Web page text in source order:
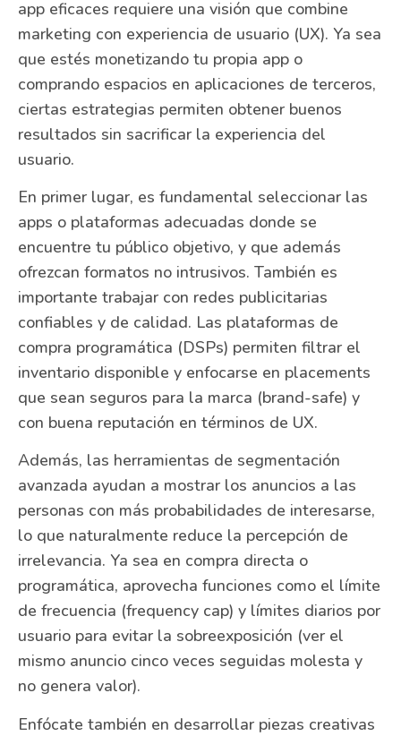
app eficaces requiere una visión que combine
marketing con experiencia de usuario (UX). Ya sea
que estés monetizando tu propia app o
comprando espacios en aplicaciones de terceros,
ciertas estrategias permiten obtener buenos
resultados sin sacrificar la experiencia del
usuario.
En primer lugar, es fundamental seleccionar las
apps o plataformas adecuadas donde se
encuentre tu público objetivo, y que además
ofrezcan formatos no intrusivos. También es
importante trabajar con redes publicitarias
confiables y de calidad. Las plataformas de
compra programática (DSPs) permiten filtrar el
inventario disponible y enfocarse en placements
que sean seguros para la marca (brand-safe) y
con buena reputación en términos de UX.
Además, las herramientas de segmentación
avanzada ayudan a mostrar los anuncios a las
personas con más probabilidades de interesarse,
lo que naturalmente reduce la percepción de
irrelevancia. Ya sea en compra directa o
programática, aprovecha funciones como el límite
de frecuencia (frequency cap) y límites diarios por
usuario para evitar la sobreexposición (ver el
mismo anuncio cinco veces seguidas molesta y
no genera valor).
Enfócate también en desarrollar piezas creativas